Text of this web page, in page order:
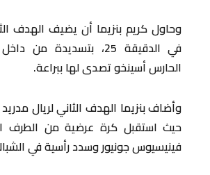
وحاول كريم بنزيما أن يضيف الهدف
في الدقيقة 25، بتسديدة
الحارس أسينخو تصدى لها ببراعة.
حيث استقبل كرة عرضية من الطرف
فينيسيوس جونيور وسدد رأسية في